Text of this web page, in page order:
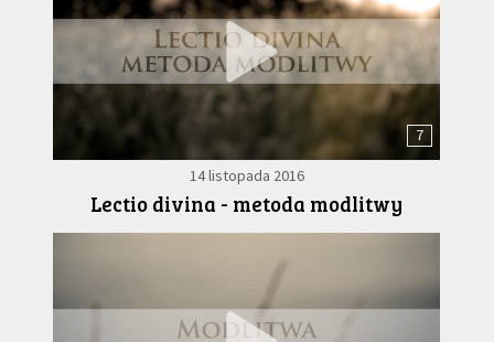
7
14 listopada 2016
Lectio divina - metoda modlitwy